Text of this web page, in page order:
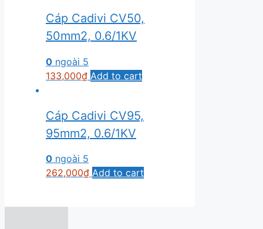
Cáp Cadivi CV50,
50mm2, 0.6/1KV
0 ngoài 5
133,000₫ Add to cart
Cáp Cadivi CV95,
95mm2, 0.6/1KV
0 ngoài 5
262,000₫ Add to cart